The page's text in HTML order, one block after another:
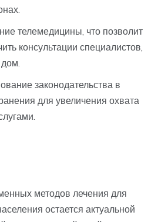
телемедицины, что позволит
консультации специалистов,
законодательства в
для увеличения охвата
методов лечения для
остается актуальной